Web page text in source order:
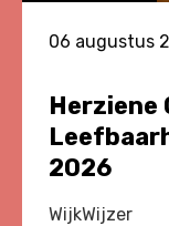
06 augustus
Herziene
2026
WijkWijzer